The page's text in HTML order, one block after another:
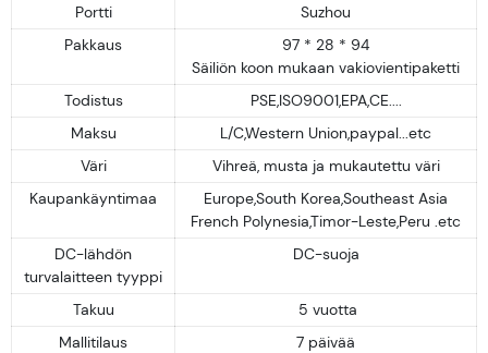
Portti
Suzhou
Pakkaus
97 * 28 * 94
Säiliön koon mukaan vakiovientipaketti
Todistus
PSE,ISO9001,EPA,CE....
Maksu
L/C,Western Union,paypal...etc
Väri
Vihreä, musta ja mukautettu väri
Kaupankäyntimaa
Europe,South Korea,Southeast Asia
French Polynesia,Timor-Leste,Peru .etc
DC-lähdön
turvalaitteen tyyppi
DC-suoja
Takuu
5 vuotta
Mallitilaus
7 päivää